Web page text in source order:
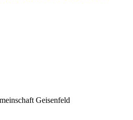
Geisenfeld